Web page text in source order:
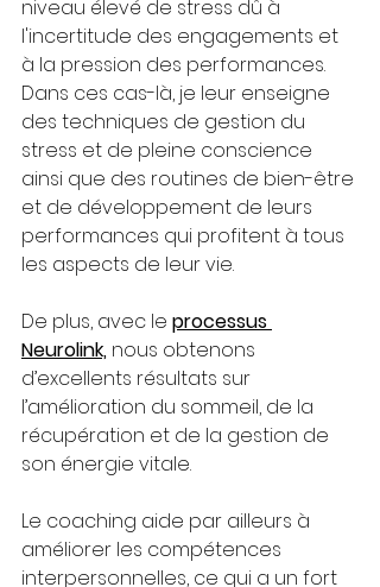
niveau élevé de stress dû à
l'incertitude des engagements et
à la pression des performances.
Dans ces cas-là, je leur enseigne
des techniques de gestion du
stress et de pleine conscience
ainsi que des routines de bien-être
et de développement de leurs
performances qui profitent à tous
les aspects de leur vie.
De plus, avec le processus
Neurolink, nous obtenons
d’excellents résultats sur
l’amélioration du sommeil, de la
récupération et de la gestion de
son énergie vitale.
Le coaching aide par ailleurs à
améliorer les compétences
interpersonnelles, ce qui a un fort